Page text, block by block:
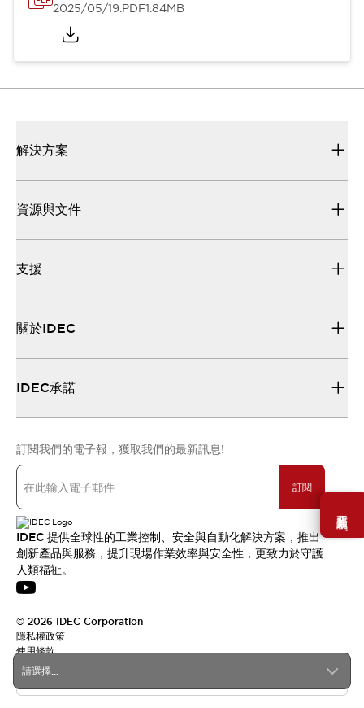
需要幫助嗎？
2025/05/19.PDF1.84MB
請選擇...
解決方案
資源與文件
支援
關於IDEC
IDEC承諾
訂閱我們的電子報，獲取我們的最新訊息!
訂閱
IDEC 提供全球性的工業控制、安全與自動化解決方案，推出
創新產品與服務，提升現場作業效率與安全性，更致力於守護
人類福祉。
© 2026 IDEC Corporation
隱私權政策
使用條款
台灣